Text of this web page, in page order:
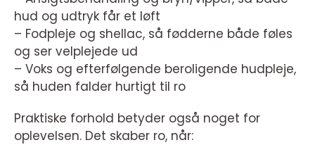
hud og udtryk får et løft
– Fodpleje og shellac, så fødderne både føles
og ser velplejede ud
– Voks og efterfølgende beroligende hudpleje,
så huden falder hurtigt til ro
Praktiske forhold betyder også noget for
oplevelsen. Det skaber ro, når: